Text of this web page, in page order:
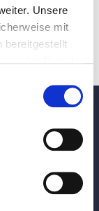
Unsere
mit
bereitgestellt